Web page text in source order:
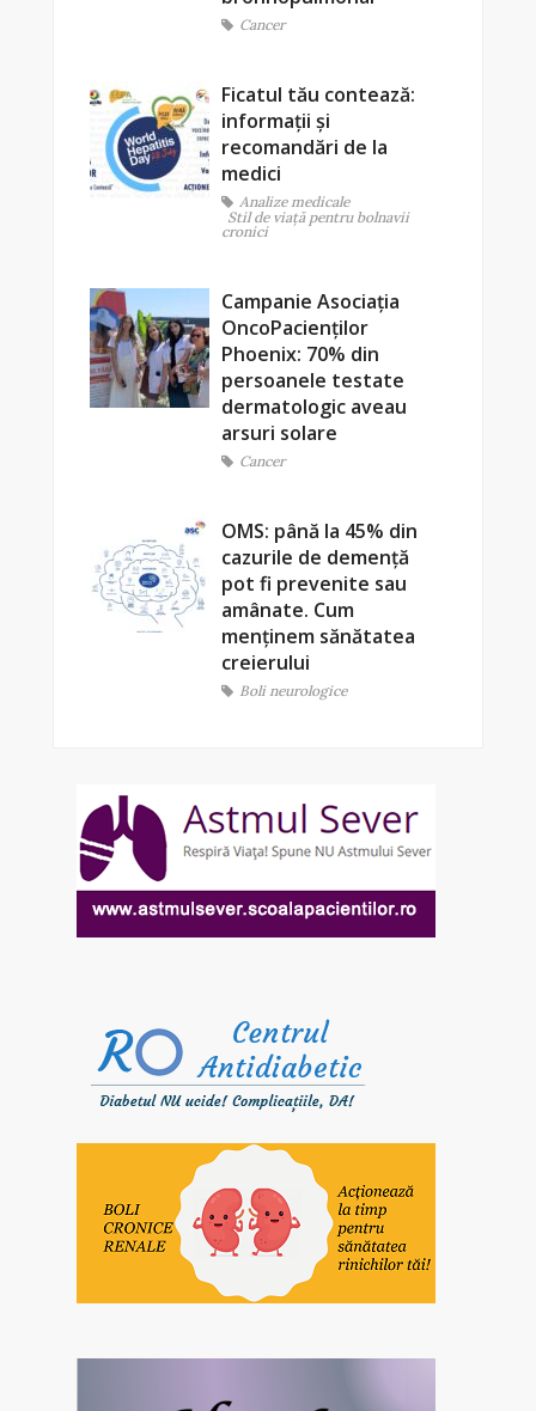
Cancer
Ficatul tău contează:
informații și
recomandări de la
medici
Analize medicale
Stil de viaţă pentru bolnavii
cronici
Campanie Asociația
OncoPacienților
Phoenix: 70% din
persoanele testate
dermatologic aveau
arsuri solare
Cancer
OMS: până la 45% din
cazurile de demență
pot fi prevenite sau
amânate. Cum
menținem sănătatea
creierului
Boli neurologice